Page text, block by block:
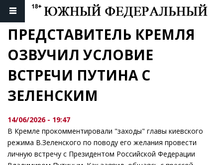
ПРЕДСТАВИТЕЛЬ КРЕМЛЯ
ОЗВУЧИЛ УСЛОВИЕ
ВСТРЕЧИ ПУТИНА С
ЗЕЛЕНСКИМ
14/06/2026 - 19:47
В Кремле прокомментировали "заходы" главы киевского
режима В.Зеленского по поводу его желания провести
личную встречу с Президентом Российской Федерации